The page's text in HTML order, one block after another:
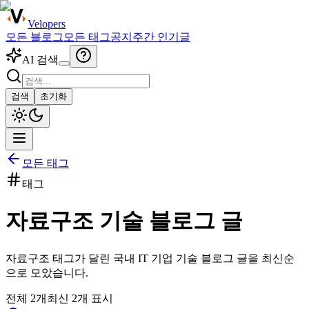
Velopers
모든 블로그 모든 태그공지 주간 인기글
AI 검색
검색 초기화
모든 태그
태그
자료구조 기술 블로그 글
자료구조 태그가 달린 국내 IT 기업 기술 블로그 글을 최신순
으로 모았습니다.
전체 2개 최신 2개 표시